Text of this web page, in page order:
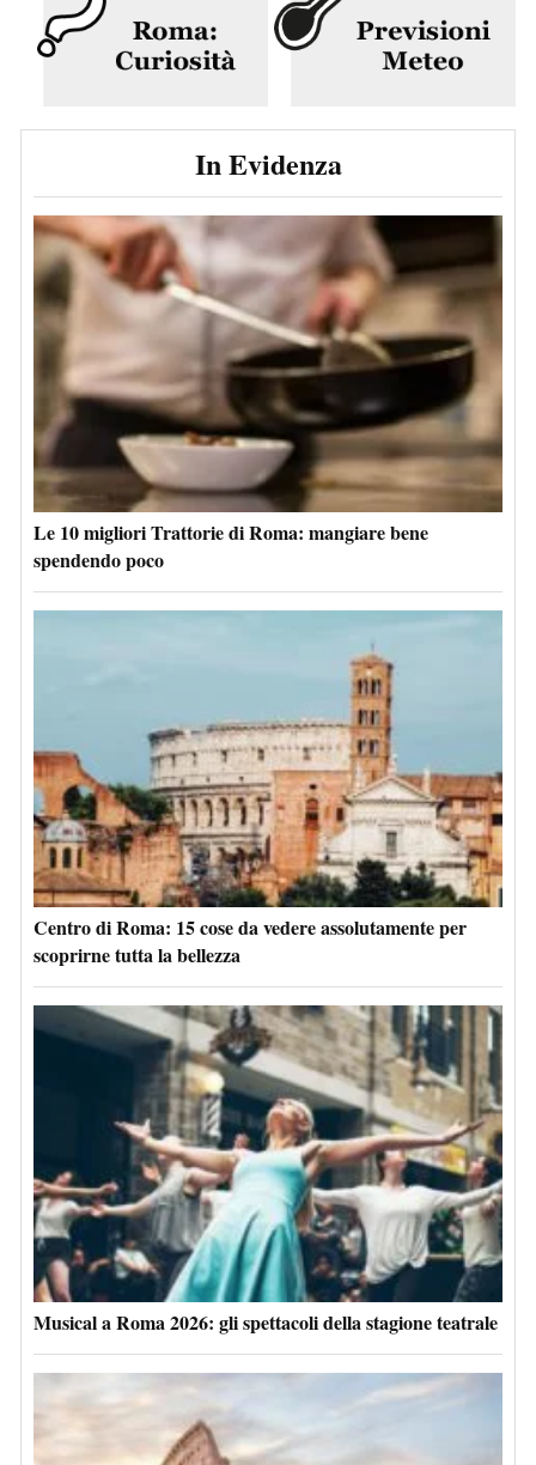
In Evidenza
Le 10 migliori Trattorie di Roma: mangiare bene
spendendo poco
Centro di Roma: 15 cose da vedere assolutamente per
scoprirne tutta la bellezza
Musical a Roma 2026: gli spettacoli della stagione teatrale